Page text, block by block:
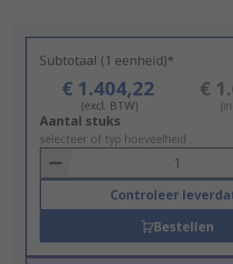
Subtotaal (1 eenheid)*
€ 1.404,22
(excl. BTW)
€
Add
to
Basket
Aantal stuks
selecteer of typ hoeveelheid
Controleer
Bestellen